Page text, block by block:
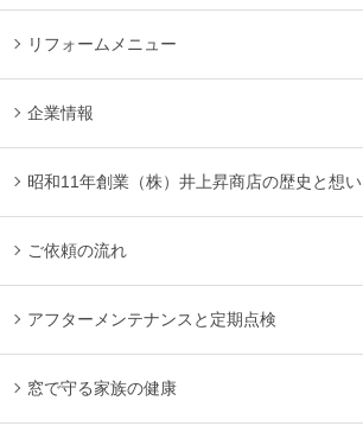
リフォームメニュー
企業情報
昭和11年創業（株）井上昇商店の歴史と想い
ご依頼の流れ
アフターメンテナンスと定期点検
窓で守る家族の健康